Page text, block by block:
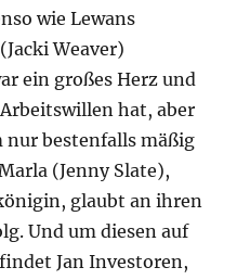
wie Lewans
Weaver)
ein großes Herz und
hat, aber
nur bestenfalls mäßig
(Jenny Slate),
glaubt an ihren
Und um diesen auf
Jan Investoren,